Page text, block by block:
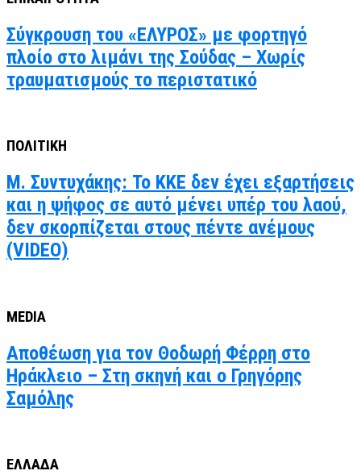
Σύγκρουση του «ΕΛΥΡΟΣ» με φορτηγό
πλοίο στο λιμάνι της Σούδας – Χωρίς
τραυματισμούς το περιστατικό
ΠΟΛΙΤΙΚΗ
Μ. Συντυχάκης: Το ΚΚΕ δεν έχει εξαρτήσεις
και η ψήφος σε αυτό μένει υπέρ του λαού,
δεν σκορπίζεται στους πέντε ανέμους
(VIDEO)
MEDIA
Αποθέωση για τον Θοδωρή Φέρρη στο
Ηράκλειο – Στη σκηνή και ο Γρηγόρης
Σαμόλης
ΕΛΛΑΔΑ